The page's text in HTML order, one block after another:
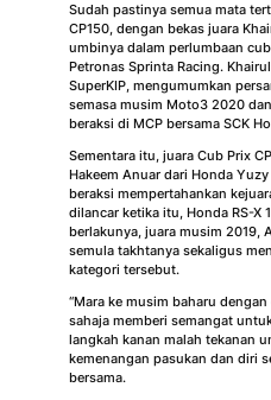
Sudah pastinya semua mata
CP150, dengan bekas juara
umbinya dalam perlumbaan
Petronas Sprinta Racing.
SuperKIP, mengumumkan
semasa musim Moto3 2020
beraksi di MCP bersama SCK
Sementara itu, juara Cub Prix
Hakeem Anuar dari Honda
beraksi mempertahankan
dilancar ketika itu, Honda RS-X
berlakunya, juara musim 2019,
semula takhtanya sekaligus
kategori tersebut.
“Mara ke musim baharu
sahaja memberi semangat
langkah kanan malah tekanan
kemenangan pasukan dan diri
bersama.